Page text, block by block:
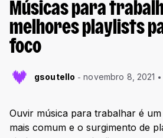
Músicas para
melhores playlists
foco
gsoutello novembro 8, 2021
Ouvir música para trabalhar é
mais comum e o surgimento de